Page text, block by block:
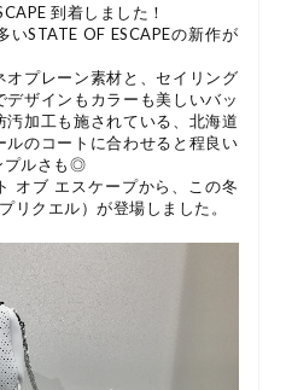
到着しました！
STATE OF ESCAPEの新作が
プレーン素材と、セイリング
ザインもカラーも美しいバッ
加工も施されている、北海道
のコートに合わせると程良い
プルさも◎
オブ エスケープから、この冬
リクエル）が登場しました。